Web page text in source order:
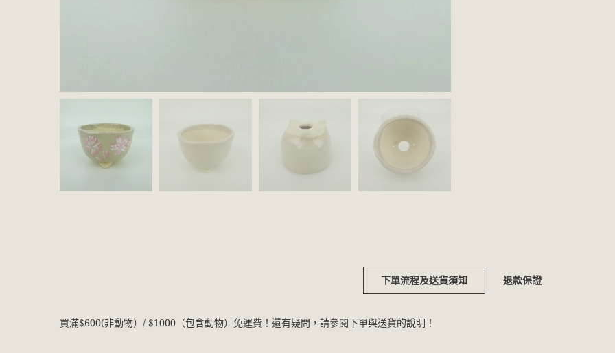
下單流程及送貨須知 退款保證
買滿$600(非動物）/ $1000（包含動物）免運費！還有疑問，請參閱下單與送貨的說明 ！